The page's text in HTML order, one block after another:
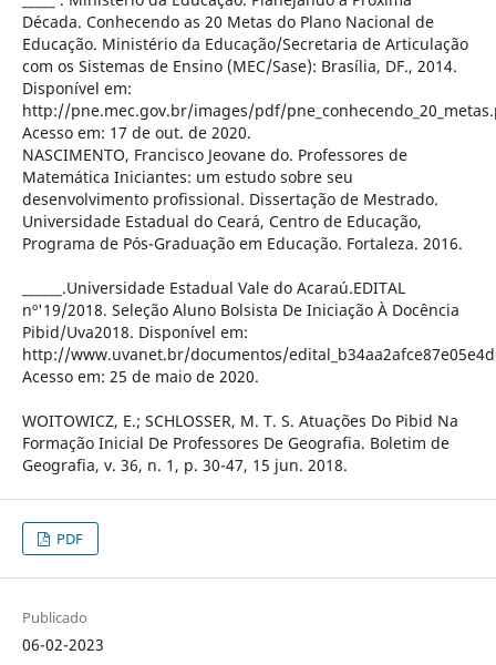
Década. Conhecendo as 20 Metas do Plano Nacional de
Educação. Ministério da Educação/Secretaria de Articulação
com os Sistemas de Ensino (MEC/Sase): Brasília, DF., 2014.
Disponível em:
http://pne.mec.gov.br/images/pdf/
Acesso em: 17 de out. de 2020.
NASCIMENTO, Francisco Jeovane do. Professores de
Matemática Iniciantes: um estudo sobre seu
desenvolvimento profissional. Dissertação de Mestrado.
Universidade Estadual do Ceará, Centro de Educação,
Programa de Pós-Graduação em Educação. Fortaleza. 2016.
______.Universidade Estadual Vale do Acaraú.EDITAL
nº'19/2018. Seleção Aluno Bolsista De Iniciação À Docência
Pibid/Uva2018. Disponível em:
http://www.uvanet.br/documentos/
Acesso em: 25 de maio de 2020.
WOITOWICZ, E.; SCHLOSSER, M. T. S. Atuações Do Pibid Na
Formação Inicial De Professores De Geografia. Boletim de
Geografia, v. 36, n. 1, p. 30-47, 15 jun. 2018.
PDF
Publicado
06-02-2023